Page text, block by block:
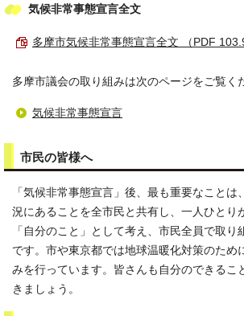
気候非常事態宣言全文
多摩市気候非常事態宣言全文 （PDF
多摩市議会の取り組みは次のページをご覧く
気候非常事態宣言
市民の皆様へ
「気候非常事態宣言」後、最も重要なことは
況にあることを全市民と共有し、一人ひとり
「自分のこと」として考え、市民全員で取り
です。市や東京都では地球温暖化対策のため
みを行っています。皆さんも自分のできるこ
きましょう。